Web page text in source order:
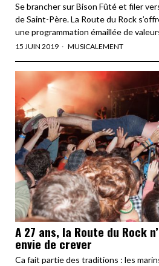
Se brancher sur Bison Fûté et filer
de Saint-Père. La Route du Rock
une programmation émaillée de
15 JUIN 2019 MUSICALEMENT
A 27 ans, la Route du Rock
envie de crever
Ca fait partie des traditions : les